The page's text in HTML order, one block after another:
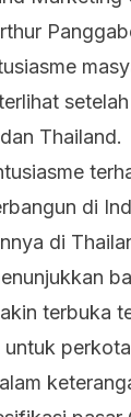
Thailand.
di
di
terbuka